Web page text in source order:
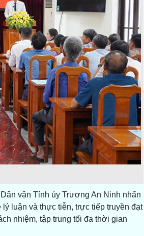
vận Tỉnh ủy Trương An Ninh nhấn
luận và thực tiễn, trực tiếp truyền đạt
nhiệm, tập trung tối đa thời gian